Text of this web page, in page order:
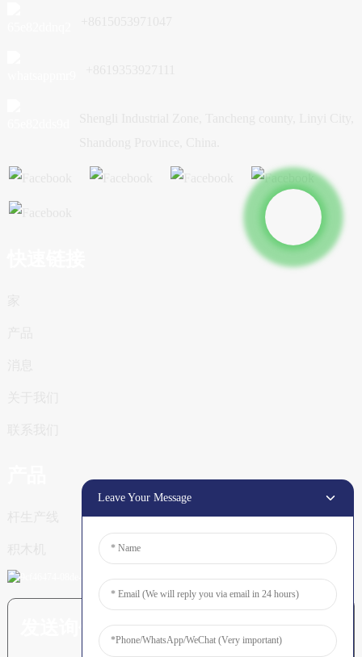
发送询价：准备了解更多信息
Leave Your Message